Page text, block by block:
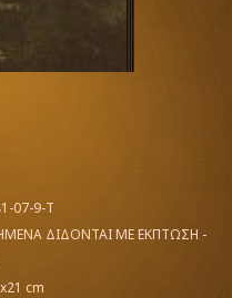
07-9-T
ΔΙΔΟΝΤΑΙ ΜΕ ΕΚΠΤΩΣΗ -
cm